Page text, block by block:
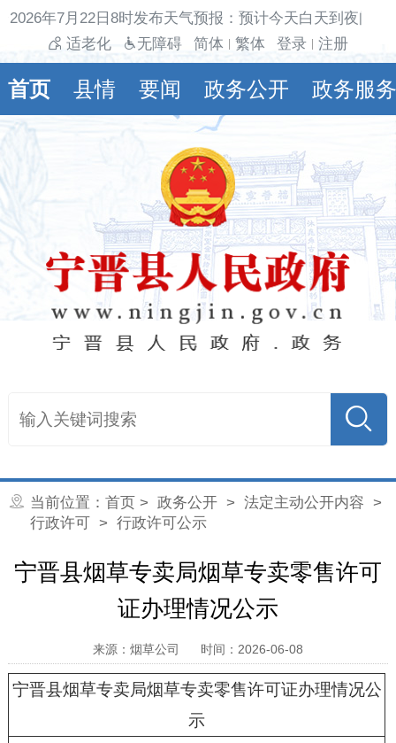
年7月22日8时发布天气预报：预计今天白天到夜间
适老化
无障碍 简体 繁体 登录 注册
首页 县情 要闻 政务公开 政务服务
当前位置： 首页 > 政务公开> 法定主动公开内容 >
行政许可 > 行政许可公示
宁晋县烟草专卖局烟草专卖零售许可
证办理情况公示
来源：烟草公司 时间：2026-06-08
宁晋县烟草专卖局烟草专卖零售许可证办理情况公
示